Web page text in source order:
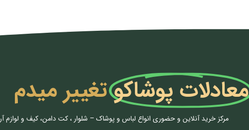
معادلات پوشاکوتغییر میدم
مرکز خرید آنلاین و حضوری انواع لباس‌ و پوشاک – شلوار ، کت دامن، کیف و